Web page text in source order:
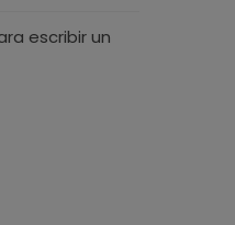
escribir un